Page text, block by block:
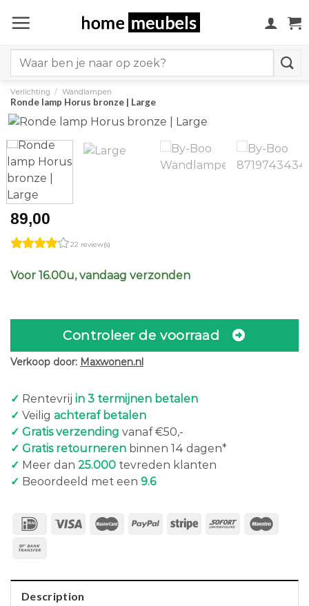
naar
for:
Verlichting / Wandlampen
Ronde lamp Horus bronze | Large
89,00
22 review(s)
Voor 16.00u, vandaag verzonden
Controleer de voorraad
Verkoop door: Maxwonen.nl
✓ Rentevrij in 3 termijnen betalen
✓ Veilig achteraf betalen
✓ Gratis verzending vanaf €50,-
✓ Gratis retourneren binnen 14 dagen*
✓ Meer dan 25.000 tevreden klanten
✓ Beoordeeld met een 9.6
Description